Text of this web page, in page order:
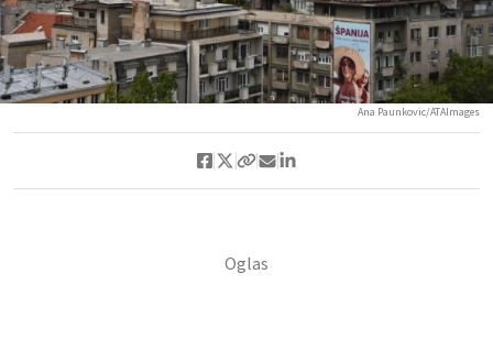
Ana Paunkovic/ATAImages